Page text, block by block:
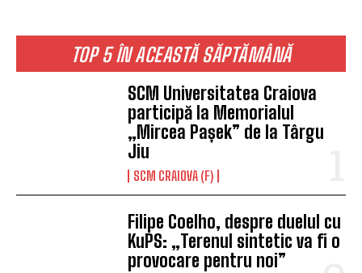
TOP 5 ÎN ACEASTĂ SĂPTĂMÂNĂ
SCM Universitatea Craiova
participă la Memorialul
„Mircea Pașek” de la Târgu
Jiu
SCM CRAIOVA (F)
Filipe Coelho, despre duelul cu
KuPS: „Terenul sintetic va fi o
provocare pentru noi”